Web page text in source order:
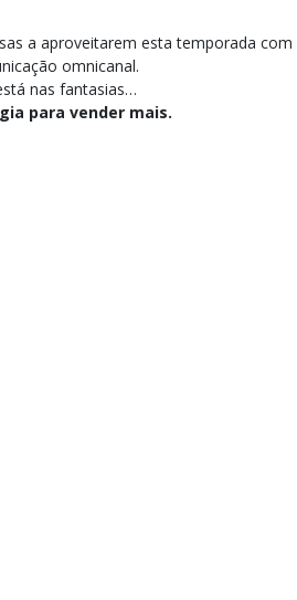
a aproveitarem esta temporada com
omnicanal.
nas fantasias…
para vender mais.